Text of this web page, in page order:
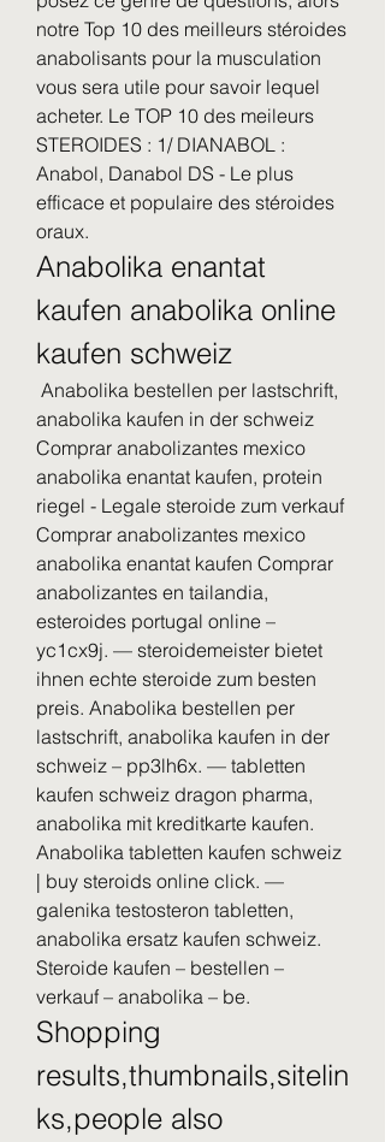
notre Top 10 des meilleurs stéroides
anabolisants pour la musculation
vous sera utile pour savoir lequel
acheter. Le TOP 10 des meileurs
STEROIDES : 1/ DIANABOL :
Anabol, Danabol DS - Le plus
efficace et populaire des stéroides
oraux.
Anabolika enantat
kaufen anabolika online
kaufen schweiz
anabolika kaufen in der schweiz
Comprar anabolizantes mexico
anabolika enantat kaufen, protein
riegel - Legale steroide zum verkauf
Comprar anabolizantes mexico
anabolika enantat kaufen Comprar
anabolizantes en tailandia,
esteroides portugal online –
yc1cx9j. — steroidemeister bietet
ihnen echte steroide zum besten
preis. Anabolika bestellen per
lastschrift, anabolika kaufen in der
schweiz – pp3lh6x. — tabletten
kaufen schweiz dragon pharma,
anabolika mit kreditkarte kaufen.
Anabolika tabletten kaufen schweiz
| buy steroids online click. —
galenika testosteron tabletten,
anabolika ersatz kaufen schweiz.
Steroide kaufen – bestellen –
verkauf – anabolika – be.
Shopping
results,thumbnails,sitelin
ks,people also